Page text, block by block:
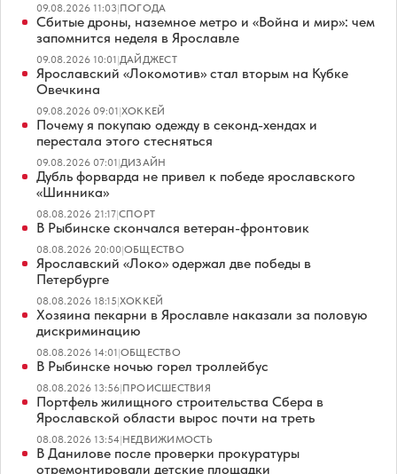
09.08.2026 11:03|ПОГОДА
Сбитые дроны, наземное метро и «Война и мир»: чем
запомнится неделя в Ярославле
09.08.2026 10:01|ДАЙДЖЕСТ
Ярославский «Локомотив» стал вторым на Кубке
Овечкина
09.08.2026 09:01|ХОККЕЙ
Почему я покупаю одежду в секонд-хендах и
перестала этого стесняться
09.08.2026 07:01|ДИЗАЙН
Дубль форварда не привел к победе ярославского
«Шинника»
08.08.2026 21:17|СПОРТ
В Рыбинске скончался ветеран-фронтовик
08.08.2026 20:00|ОБЩЕСТВО
Ярославский «Локо» одержал две победы в
Петербурге
08.08.2026 18:15|ХОККЕЙ
Хозяина пекарни в Ярославле наказали за половую
дискриминацию
08.08.2026 14:01|ОБЩЕСТВО
В Рыбинске ночью горел троллейбус
08.08.2026 13:56|ПРОИСШЕСТВИЯ
Портфель жилищного строительства Сбера в
Ярославской области вырос почти на треть
08.08.2026 13:54|НЕДВИЖИМОСТЬ
В Данилове после проверки прокуратуры
отремонтировали детские площадки